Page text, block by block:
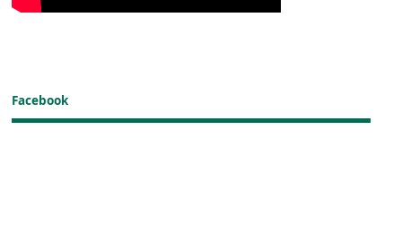
Facebook